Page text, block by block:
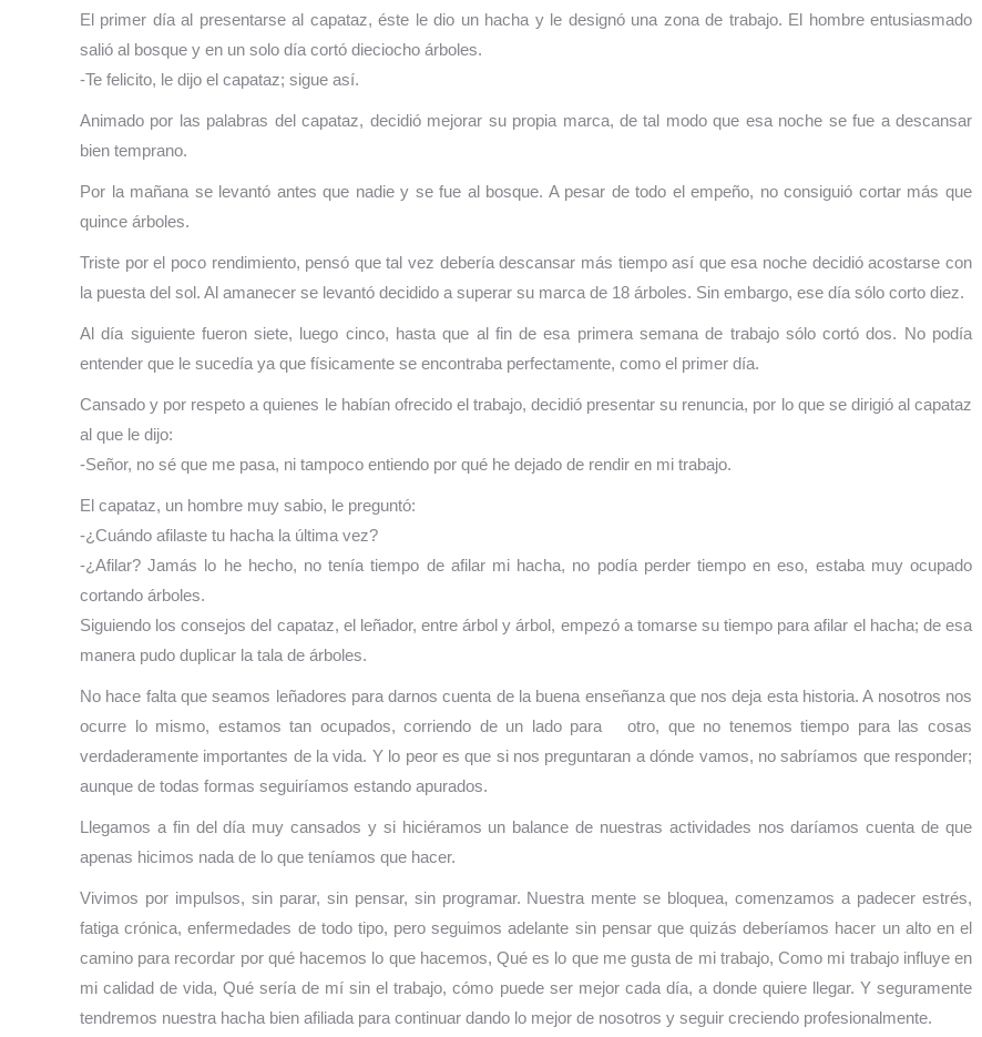
El primer día al presentarse al capataz, éste le dio un hacha y le designó una zona de trabajo. El hombre entusiasmado
salió al bosque y en un solo día cortó dieciocho árboles.
-Te felicito, le dijo el capataz; sigue así.
Animado por las palabras del capataz, decidió mejorar su propia marca, de tal modo que esa noche se fue a descansar
bien temprano.
Por la mañana se levantó antes que nadie y se fue al bosque. A pesar de todo el empeño, no consiguió cortar más que
quince árboles.
Triste por el poco rendimiento, pensó que tal vez debería descansar más tiempo así que esa noche decidió acostarse con
la puesta del sol. Al amanecer se levantó decidido a superar su marca de 18 árboles. Sin embargo, ese día sólo corto diez.
Al día siguiente fueron siete, luego cinco, hasta que al fin de esa primera semana de trabajo sólo cortó dos. No podía
entender que le sucedía ya que físicamente se encontraba perfectamente, como el primer día.
Cansado y por respeto a quienes le habían ofrecido el trabajo, decidió presentar su renuncia, por lo que se dirigió al capataz
al que le dijo:
-Señor, no sé que me pasa, ni tampoco entiendo por qué he dejado de rendir en mi trabajo.
El capataz, un hombre muy sabio, le preguntó:
-¿Cuándo afilaste tu hacha la última vez?
-¿Afilar? Jamás lo he hecho, no tenía tiempo de afilar mi hacha, no podía perder tiempo en eso, estaba muy ocupado
cortando árboles.
Siguiendo los consejos del capataz, el leñador, entre árbol y árbol, empezó a tomarse su tiempo para afilar el hacha; de esa
manera pudo duplicar la tala de árboles.
No hace falta que seamos leñadores para darnos cuenta de la buena enseñanza que nos deja esta historia. A nosotros nos
ocurre lo mismo, estamos tan ocupados, corriendo de un lado para otro, que no tenemos tiempo para las cosas
verdaderamente importantes de la vida. Y lo peor es que si nos preguntaran a dónde vamos, no sabríamos que responder;
aunque de todas formas seguiríamos estando apurados.
Llegamos a fin del día muy cansados y si hiciéramos un balance de nuestras actividades nos daríamos cuenta de que
apenas hicimos nada de lo que teníamos que hacer.
Vivimos por impulsos, sin parar, sin pensar, sin programar. Nuestra mente se bloquea, comenzamos a padecer estrés,
fatiga crónica, enfermedades de todo tipo, pero seguimos adelante sin pensar que quizás deberíamos hacer un alto en el
camino para recordar por qué hacemos lo que hacemos, Qué es lo que me gusta de mi trabajo, Como mi trabajo influye en
mi calidad de vida, Qué sería de mí sin el trabajo, cómo puede ser mejor cada día, a donde quiere llegar. Y seguramente
tendremos nuestra hacha bien afiliada para continuar dando lo mejor de nosotros y seguir creciendo profesionalmente.